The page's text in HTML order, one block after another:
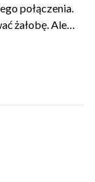
połączenia.
żałobę. Ale…